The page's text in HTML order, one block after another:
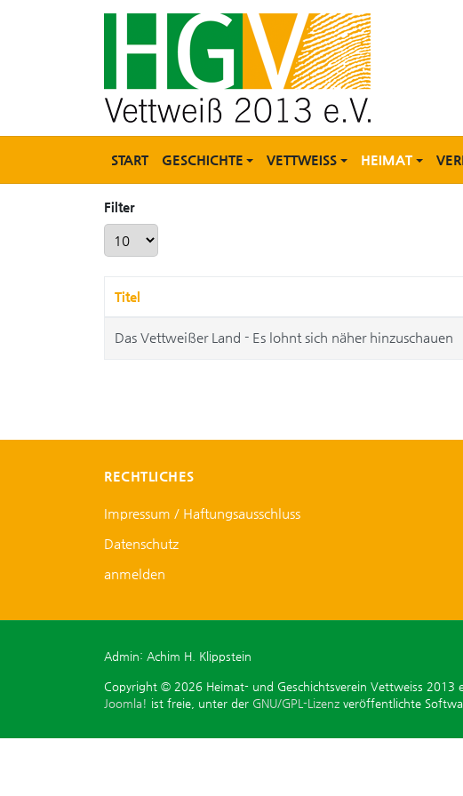
START GESCHICHTE VETTWEISS HEIMAT
Filter
Anzeige #
Titel
Das Vettweißer Land - Es lohnt sich näher hinzuschauen
RECHTLICHES
Impressum / Haftungsausschluss
Datenschutz
anmelden
Admin: Achim H. Klippstein
Copyright © 2026 Heimat- und Geschichtsverein Vettweiss 2013
Joomla! ist freie, unter der GNU/GPL-Lizenz veröffentlichte